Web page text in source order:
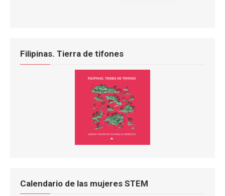
Filipinas. Tierra de tifones
Calendario de las mujeres STEM